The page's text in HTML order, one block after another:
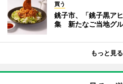
買う
銚子市、「銚子黒ア
集 新たなご当地グ
もっと見る